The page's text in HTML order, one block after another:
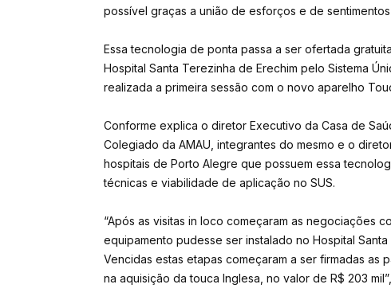
possível graças a união de esforços e de
Essa tecnologia de ponta passa a ser ofertada
Hospital Santa Terezinha de Erechim pelo Sistema
realizada a primeira sessão com o novo aparelho
Conforme explica o diretor Executivo da Casa de
Colegiado da AMAU, integrantes do mesmo e o
hospitais de Porto Alegre que possuem essa
técnicas e viabilidade de aplicação no SUS.
“Após as visitas in loco começaram as negociações
equipamento pudesse ser instalado no Hospital
Vencidas estas etapas começaram a ser firmadas
na aquisição da touca Inglesa, no valor de R$ 203